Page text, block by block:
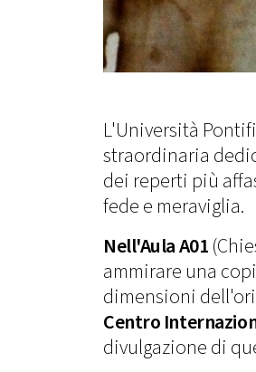
L'Università
straordinaria
dei reperti più
fede e meraviglia.
Nell'Aula A01
ammirare una
dimensioni
Centro
divulgazione di